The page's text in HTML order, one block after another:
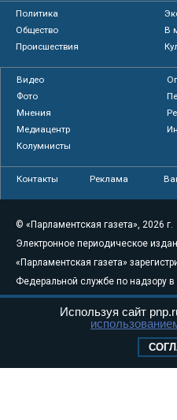
Политика
Общество
В
Происшествия
Видео
Фото
Мнения
Медиацентр
Колумнисты
Контакты Реклама
© «Парламентская газета», 2026 г.
Электронное периодическое
«Парламентская газета»
Федеральной службе по надзору
связи, информационных
массовых коммуникаций
Свидетельство о регистрации Эл
Используя сайт